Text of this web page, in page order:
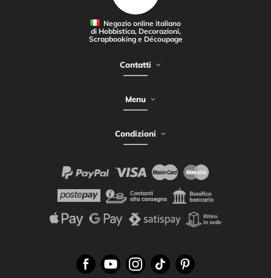
Negozio online italiano
di Hobbistica, Decorazioni,
Scrapbooking e Découpage
Contatti
Menu
Condizioni